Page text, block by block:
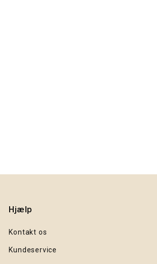
Hjælp
Kontakt os
Kundeservice